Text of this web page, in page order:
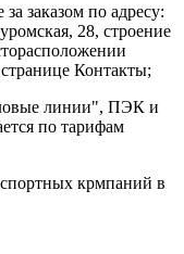
заказом по адресу:
28, строение
Контакты;
линии", ПЭК и
по тарифам
крмпаний в